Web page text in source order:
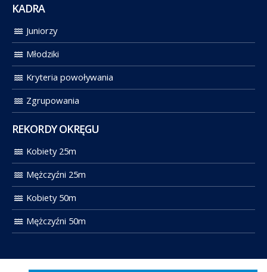
KADRA
Juniorzy
Młodziki
Kryteria powoływania
Zgrupowania
REKORDY OKRĘGU
Kobiety 25m
Mężczyźni 25m
Kobiety 50m
Mężczyźni 50m